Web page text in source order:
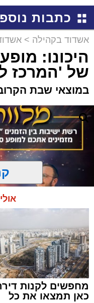
כתבות
אשדוד בקהילה >
היכונו:
של 'המרכז
במוצאי שבת
המרכז למורשת
מחפשים לקנות
כאן תמצאו את כל